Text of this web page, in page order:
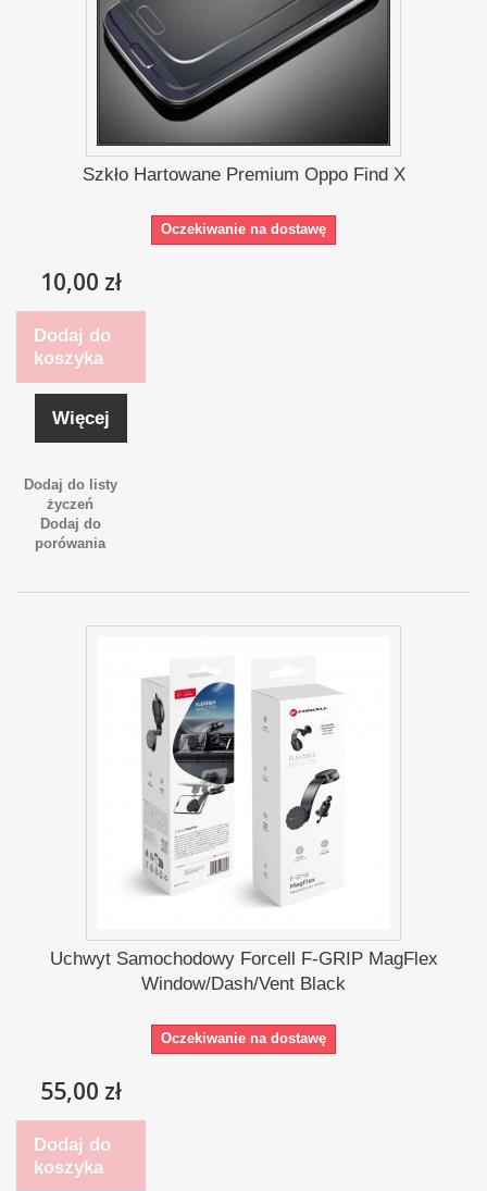
Szkło Hartowane Premium Oppo Find X
Oczekiwanie na dostawę
10,00 zł
Dodaj do
koszyka
Więcej
Dodaj do listy
życzeń
Dodaj do
porówania
Uchwyt Samochodowy Forcell F-GRIP MagFlex
Window/Dash/Vent Black
Oczekiwanie na dostawę
55,00 zł
Dodaj do
koszyka